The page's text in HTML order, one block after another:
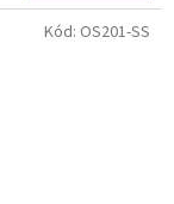
Kód: OS201-SS